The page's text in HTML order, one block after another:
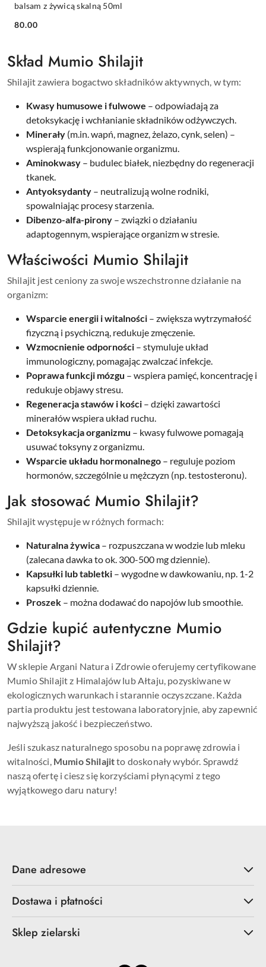
balsam z żywicą skalną 50ml
Cena:
80.00
Skład Mumio Shilajit
Shilajit zawiera bogactwo składników aktywnych, w tym:
Kwasy humusowe i fulwowe – odpowiadają za
detoksykację i wchłanianie składników odżywczych.
Minerały (m.in. wapń, magnez, żelazo, cynk, selen) –
wspierają funkcjonowanie organizmu.
Aminokwasy – budulec białek, niezbędny do regeneracji
tkanek.
Antyoksydanty – neutralizują wolne rodniki,
spowalniając procesy starzenia.
Dibenzo-alfa-pirony – związki o działaniu
adaptogennym, wspierające organizm w stresie.
Właściwości Mumio Shilajit
Shilajit jest ceniony za swoje wszechstronne działanie na
organizm:
Wsparcie energii i witalności – zwiększa wytrzymałość
fizyczną i psychiczną, redukuje zmęczenie.
Wzmocnienie odporności – stymuluje układ
immunologiczny, pomagając zwalczać infekcje.
Poprawa funkcji mózgu – wspiera pamięć, koncentrację i
redukuje objawy stresu.
Regeneracja stawów i kości – dzięki zawartości
minerałów wspiera układ ruchu.
Detoksykacja organizmu – kwasy fulwowe pomagają
usuwać toksyny z organizmu.
Wsparcie układu hormonalnego – reguluje poziom
hormonów, szczególnie u mężczyzn (np. testosteronu).
Jak stosować Mumio Shilajit?
Shilajit występuje w różnych formach:
Naturalna żywica – rozpuszczana w wodzie lub mleku
(zalecana dawka to ok. 300-500 mg dziennie).
Kapsułki lub tabletki – wygodne w dawkowaniu, np. 1-2
kapsułki dziennie.
Proszek – można dodawać do napojów lub smoothie.
Gdzie kupić autentyczne Mumio
Shilajit?
W sklepie Argani Natura i Zdrowie oferujemy certyfikowane
Mumio Shilajit z Himalajów lub Ałtaju, pozyskiwane w
ekologicznych warunkach i starannie oczyszczane. Każda
partia produktu jest testowana laboratoryjnie, aby zapewnić
najwyższą jakość i bezpieczeństwo.
Jeśli szukasz naturalnego sposobu na poprawę zdrowia i
witalności, Mumio Shilajitto doskonały wybór. Sprawdź
naszą ofertę i ciesz się korzyściami płynącymi z tego
wyjątkowego daru natury!
Dane adresowe
Dostawa i płatności
Sklep zielarski